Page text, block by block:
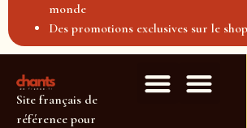
monde
Des promotions exclusives sur le
Site français de
référence pour